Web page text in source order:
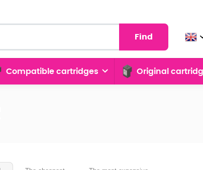
Find
Compatible cartridges Original